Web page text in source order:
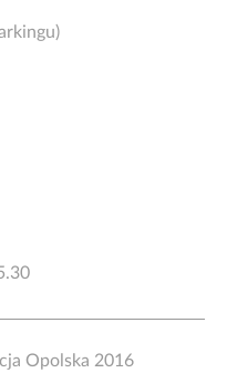
Opolska 2016